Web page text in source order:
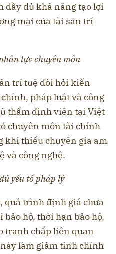
đầy đủ khả năng tạo lợi
mại của tài sản trí
lực chuyên môn
trí tuệ đòi hỏi kiến
pháp luật và công
thẩm định viên tại Việt
chuyên môn tài chính
khi thiếu chuyên gia am
và công nghệ.
yếu tố pháp lý
quá trình định giá chưa
hộ, thời hạn bảo hộ,
tranh chấp liên quan
làm giảm tính chính